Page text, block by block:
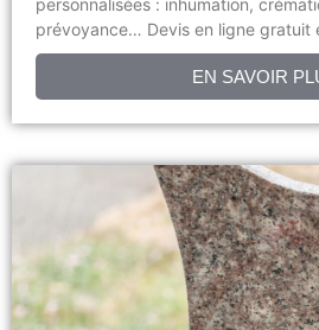
personnalisées : inhumation,
prévoyance… Devis en ligne gratuit
EN SAVOIR